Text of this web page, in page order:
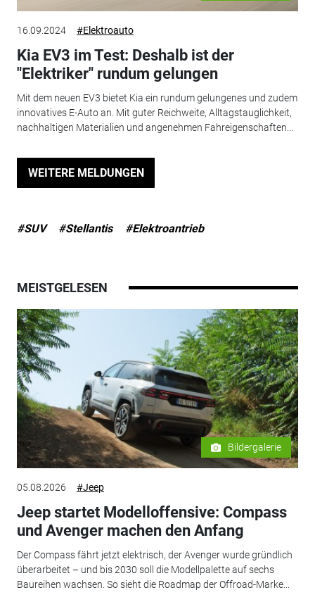
16.09.2024 #Elektroauto
Kia EV3 im Test: Deshalb ist der
"Elektriker" rundum gelungen
Mit dem neuen EV3 bietet Kia ein rundum gelungenes und zudem
innovatives E-Auto an. Mit guter Reichweite, Alltagstauglichkeit,
nachhaltigen Materialien und angenehmen Fahreigenschaften...
WEITERE MELDUNGEN
#SUV #Stellantis #Elektroantrieb
MEISTGELESEN
Bildergalerie
05.08.2026 #Jeep
Jeep startet Modelloffensive: Compass
und Avenger machen den Anfang
Der Compass fährt jetzt elektrisch, der Avenger wurde gründlich
überarbeitet – und bis 2030 soll die Modellpalette auf sechs
Baureihen wachsen. So sieht die Roadmap der Offroad-Marke...